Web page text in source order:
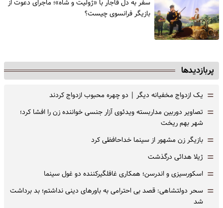
سفر به دل قاجار با «ژولیت و شاه»؛ ماجرای دعوت از
‌بازیگر فرانسوی چیست؟
پربازدیدها
= یک ازدواج مخفیانه دیگر | دو چهره محبوب ازدواج کردند
= تصاویر دوربین مداربسته ویدئوی آزار جنسی خواننده زن را افشا کرد؛
شهر بهم ریخت
= بازیگر زن مشهور از سینما خداحافظی کرد
= ژیلا هدائی درگذشت
= اسکورسیزی و اندرسن؛ همکاری غافلگیرکننده دو غول سینما
= سحر دولتشاهی: قصد بی احترامی به باورهای دینی نداشتم؛ بد برداشت
شد